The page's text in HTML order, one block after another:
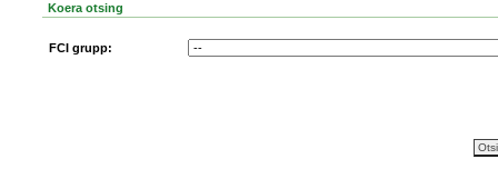
Koera otsing
FCI grupp: